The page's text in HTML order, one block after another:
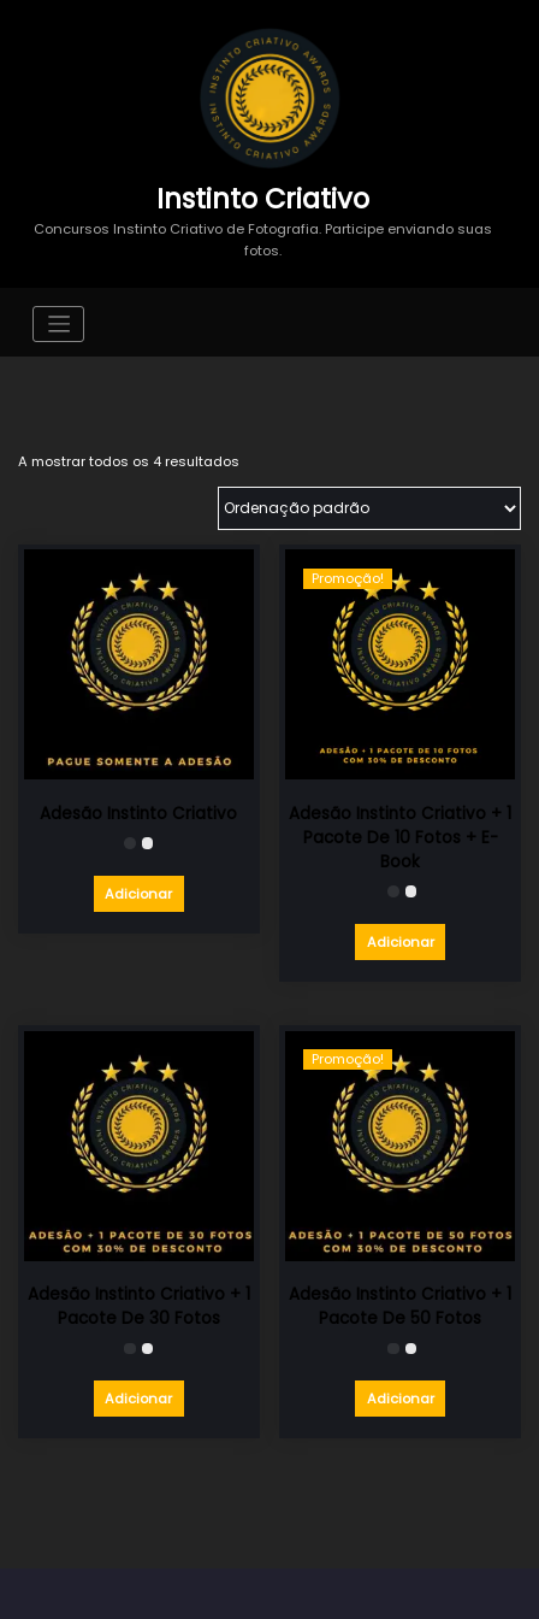
Instinto Criativo
Concursos Instinto Criativo de Fotografia. Participe enviando suas
fotos.
A mostrar todos os 4 resultados
Adesão Instinto Criativo
Adicionar
Promoção!
Adesão Instinto Criativo + 1
Pacote De 10 Fotos + E-
Book
Adicionar
Adesão Instinto Criativo + 1
Pacote De 30 Fotos
Adicionar
Promoção!
Adesão Instinto Criativo + 1
Pacote De 50 Fotos
Adicionar